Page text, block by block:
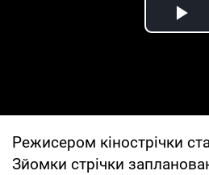
Режисером кінострічки
Зйомки стрічки